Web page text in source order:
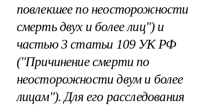
повлекшее по неосторожности
смерть двух и более лиц") и
частью 3 статьи 109 УК РФ
("Причинение смерти по
неосторожности двум и более
лицам"). Для его расследования